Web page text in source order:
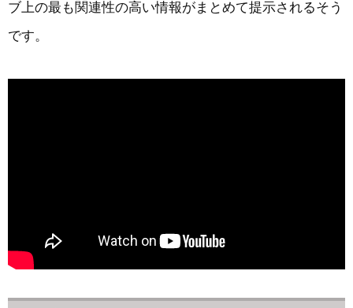
ブ上の最も関連性の高い情報がまとめて提示されるそう
です。